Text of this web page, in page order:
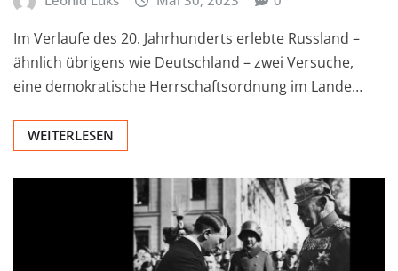
Im Verlaufe des 20. Jahrhunderts erlebte Russland –
ähnlich übrigens wie Deutschland – zwei Versuche,
eine demokratische Herrschaftsordnung im Lande…
WEITERLESEN